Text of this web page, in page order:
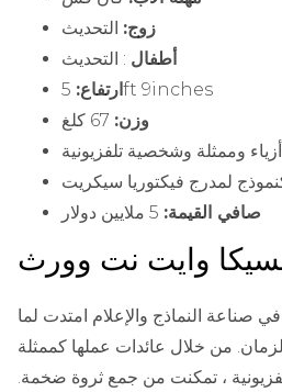
زوج: التحديث
أطفال : التحديث
ارتفاع:5ft 9inches
وزن:
وممثلة وشخصية تلفزيونية
لمدرج فيكتوريا سيكريت
صافي القيمة:
وايت نت وورث
صناعة النماذج والإعلام امتدت لما
من خلال عائدات عملها كممثلة
، تمكنت من جمع ثروة ضخمة.